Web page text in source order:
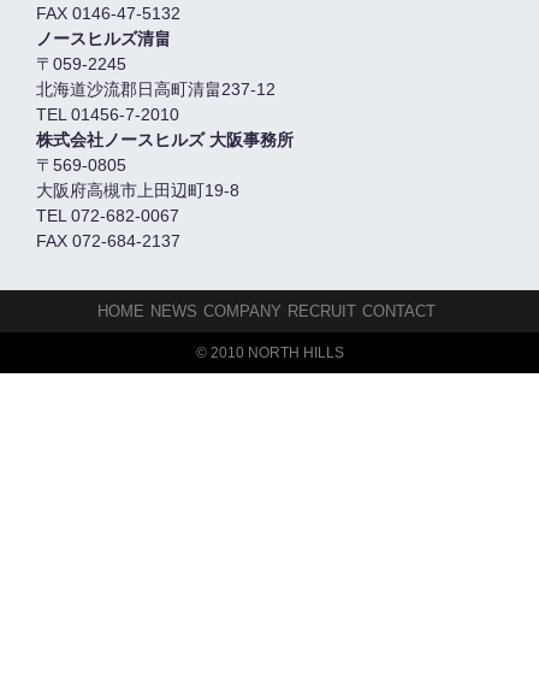
FAX 0146-47-5132
ノースヒルズ清畠
〒059-2245
北海道沙流郡日高町清畠237-12
TEL 01456-7-2010
株式会社ノースヒルズ 大阪事務所
〒569-0805
大阪府高槻市上田辺町19-8
TEL 072-682-0067
FAX 072-684-2137
HOME NEWS COMPANY RECRUIT CONTACT
© 2010 NORTH HILLS